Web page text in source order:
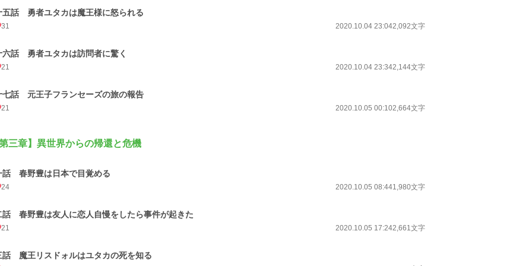
五話 勇者ユタカは魔王様に怒られる
31 2020.10.04 23:042,092文字
六話 勇者ユタカは訪問者に驚く
21 2020.10.04 23:342,144文字
七話 元王子フランセーズの旅の報告
21 2020.10.05 00:102,664文字
三章】異世界からの帰還と危機
話 春野豊は日本で目覚める
24 2020.10.05 08:441,980文字
話 春野豊は友人に恋人自慢をしたら事件が起きた
21 2020.10.05 17:242,661文字
話 魔王リスドォルはユタカの死を知る